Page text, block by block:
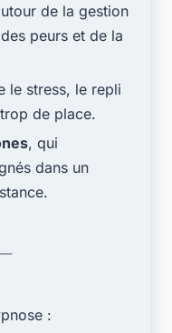
de la gestion
peurs et de la
le stress, le repli
de place.
, qui
dans un
: